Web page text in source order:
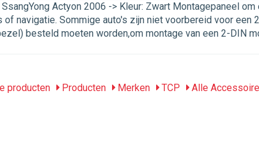
Actyon 2006 -> Kleur: Zwart Montagepaneel
of navigatie. Sommige auto's zijn niet voorbereid voor
besteld moeten worden,om montage van een 2-DIN
producten Producten Merken TCP Alle